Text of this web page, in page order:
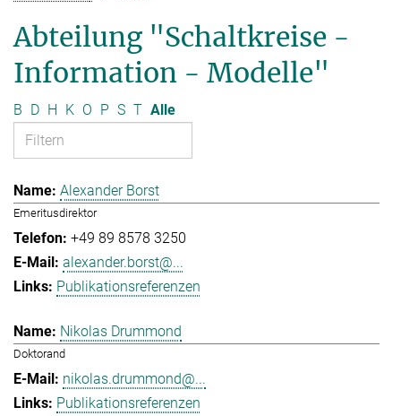
Abteilung "Schaltkreise -
Information - Modelle"
B D H K O P S T Alle
Alexander Borst
Emeritusdirektor
+49 89 8578 3250
alexander.borst@...
Publikationsreferenzen
Nikolas Drummond
Doktorand
nikolas.drummond@...
Publikationsreferenzen